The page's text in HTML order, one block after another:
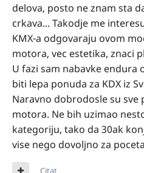
delova, posto ne znam sta
crkava... Takodje me
KMX-a odgovaraju ovom
motora, vec estetika, znaci
U fazi sam nabavke endura
biti lepa ponuda za KDX iz
Naravno dobrodosle su sve
motora. Ne bih uzimao
kategoriju, tako da 30ak
vise nego dovoljno za
Citat